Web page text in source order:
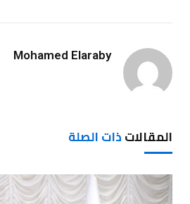
Mohamed Elaraby
المقالاتذات الصلة